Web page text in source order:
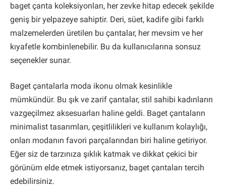
baget çanta koleksiyonları, her zevke hitap edecek şekilde
geniş bir yelpazeye sahiptir. Deri, süet, kadife gibi farklı
malzemelerden üretilen bu çantalar, her mevsim ve her
kıyafetle kombinlenebilir. Bu da kullanıcılarına sonsuz
seçenekler sunar.
Baget çantalarla moda ikonu olmak kesinlikle
mümkündür. Bu şık ve zarif çantalar, stil sahibi kadınların
vazgeçilmez aksesuarları haline geldi. Baget çantaların
minimalist tasarımları, çeşitlilikleri ve kullanım kolaylığı,
onları modanın favori parçalarından biri haline getiriyor.
Eğer siz de tarzınıza şıklık katmak ve dikkat çekici bir
görünüm elde etmek istiyorsanız, baget çantaları tercih
edebilirsiniz.